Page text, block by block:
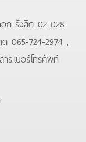
อก-รังสิต 02-028-
065-724-2974 ,
ร.เบอร์โทรศัพท์